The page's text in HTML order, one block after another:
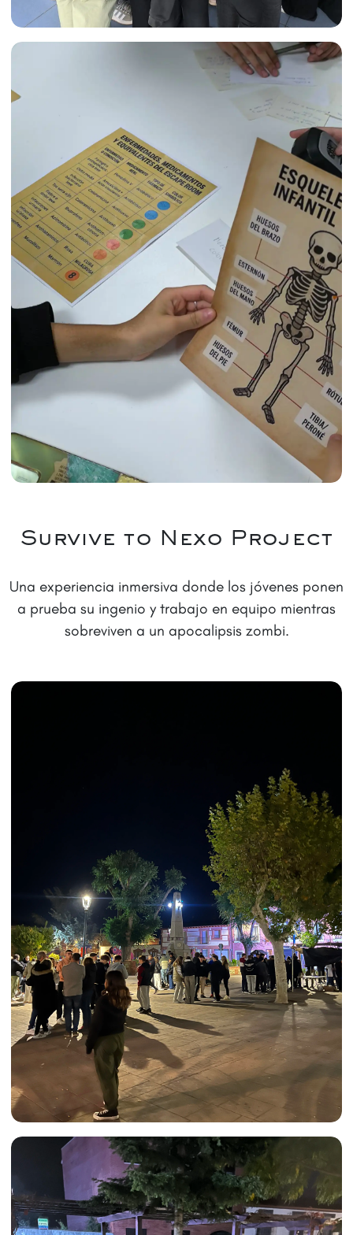
Survive to Nexo Project
Una experiencia inmersiva donde los jóvenes ponen
a prueba su ingenio y trabajo en equipo mientras
sobreviven a un apocalipsis zombi.